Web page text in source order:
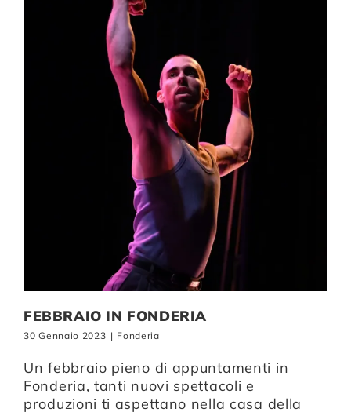
FEBBRAIO IN FONDERIA
30 Gennaio 2023 | Fonderia
Un febbraio pieno di appuntamenti in
Fonderia, tanti nuovi spettacoli e
produzioni ti aspettano nella casa della